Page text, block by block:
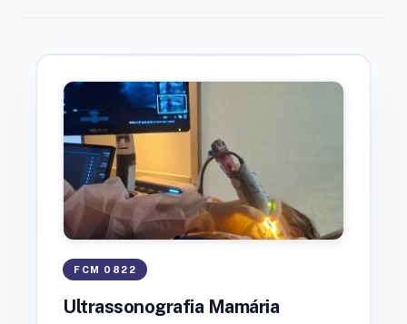
FCM 0822
Ultrassonografia Mamária